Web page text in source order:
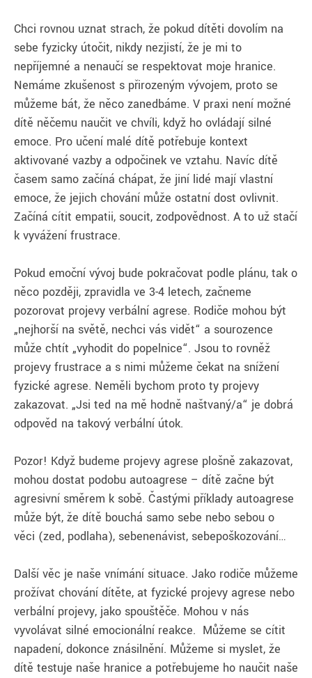
Chci rovnou uznat strach, že pokud dítěti dovolím na
sebe fyzicky útočit, nikdy nezjistí, že je mi to
nepříjemné a nenaučí se respektovat moje hranice.
Nemáme zkušenost s přirozeným vývojem, proto se
můžeme bát, že něco zanedbáme. V praxi není možné
dítě něčemu naučit ve chvíli, když ho ovládají silné
emoce. Pro učení malé dítě potřebuje kontext
aktivované vazby a odpočinek ve vztahu. Navíc dítě
časem samo začíná chápat, že jiní lidé mají vlastní
emoce, že jejich chování může ostatní dost ovlivnit.
Začíná cítit empatii, soucit, zodpovědnost. A to už stačí
k vyvážení frustrace.
Pokud emoční vývoj bude pokračovat podle plánu, tak o
něco později, zpravidla ve 3-4 letech, začneme
pozorovat projevy verbální agrese. Rodiče mohou být
„nejhorší na světě, nechci vás vidět“ a sourozence
může chtít „vyhodit do popelnice“. Jsou to rovněž
projevy frustrace a s nimi můžeme čekat na snížení
fyzické agrese. Neměli bychom proto ty projevy
zakazovat. „Jsi teď na mě hodně naštvaný/a“ je dobrá
odpověď na takový verbální útok.
Pozor! Když budeme projevy agrese plošně zakazovat,
mohou dostat podobu autoagrese – dítě začne být
agresivní směrem k sobě. Častými příklady autoagrese
může být, že dítě bouchá samo sebe nebo sebou o
věci (zeď, podlaha), sebenenávist, sebepoškozování…
Další věc je naše vnímání situace. Jako rodiče můžeme
prožívat chování dítěte, ať fyzické projevy agrese nebo
verbální projevy, jako spouštěče. Mohou v nás
vyvolávat silné emocionální reakce. Můžeme se cítit
napadení, dokonce znásilnění. Můžeme si myslet, že
dítě testuje naše hranice a potřebujeme ho naučit naše